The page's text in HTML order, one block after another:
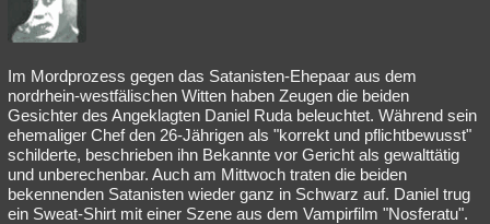
Musik
Besucht Teilgenommen Alle Neue Geschlossen
Lesenswert Schlüsselwörter
Im Mordprozess gegen das Satanisten-Ehepaar aus dem
nordrhein-westfälischen Witten haben Zeugen die beiden
Gesichter des Angeklagten Daniel Ruda beleuchtet. Während sein
ehemaliger Chef den 26-Jährigen als "korrekt und pflichtbewusst"
schilderte, beschrieben ihn Bekannte vor Gericht als gewalttätig
und unberechenbar. Auch am Mittwoch traten die beiden
bekennenden Satanisten wieder ganz in Schwarz auf. Daniel trug
ein Sweat-Shirt mit einer Szene aus dem Vampirfilm "Nosferatu".